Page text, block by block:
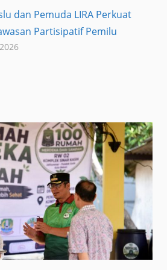
dan Pemuda LIRA Perkuat
Partisipatif Pemilu